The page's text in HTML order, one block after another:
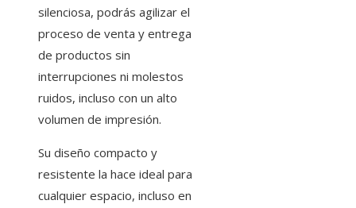
silenciosa, podrás agilizar el
proceso de venta y entrega
de productos sin
interrupciones ni molestos
ruidos, incluso con un alto
volumen de impresión.
Su diseño compacto y
resistente la hace ideal para
cualquier espacio, incluso en